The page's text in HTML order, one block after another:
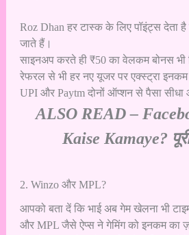
Roz Dhan हर टास्क के लिए पॉइंट्स देता
जाते हैं।
साइनअप करते ही ₹50 का वेलकम बोनस भी
रेफरल से भी हर नए यूजर पर एक्स्ट्रा इनकम
UPI और Paytm दोनों ऑप्शन से पैसा
ALSO READ –
Kaise Kamaye?
2. Winzo और MPL?
आपको बता दें कि भाई अब गेम खेलना भी
और MPL जैसे ऐप्स ने गेमिंग को इनकम का